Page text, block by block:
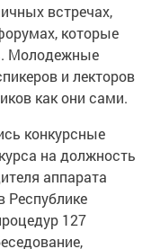
встречах,
которые
Молодежные
и лекторов
как они сами.
конкурсные
на должность
аппарата
Республике
127